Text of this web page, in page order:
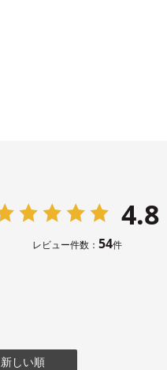
4.8
レビュー件数： 54件
しい順